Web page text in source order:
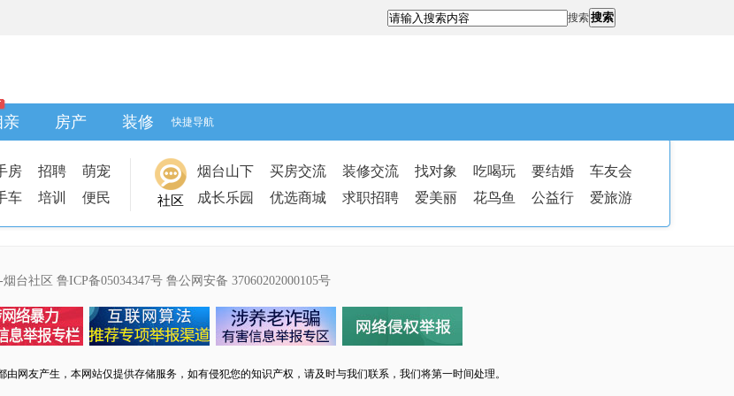
搜索搜索
亲 房产 装修 快捷导航
房 招聘
萌宠
车 培训 便民 社区
烟台山下 买房交流 装修交流 找对象 吃喝玩 要结婚
车友会
成长乐园
优选商城 求职招聘 爱美丽 花鸟鱼 公益行 爱旅游
台社区 鲁ICP备05034347号 鲁公网安备 37060202000105号
网友产生，本网站仅提供存储服务，如有侵犯您的知识产权，请及时与我们联系，我们将第一时间处理。